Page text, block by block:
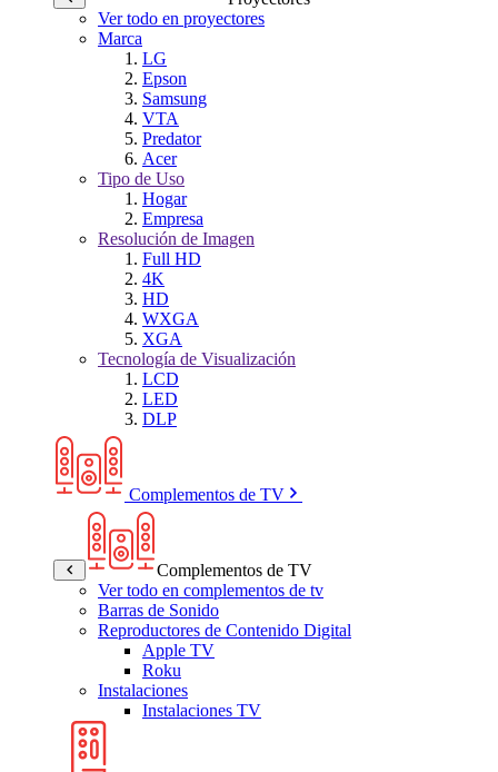
Ver todo en proyectores
Marca
LG
Epson
Samsung
VTA
Predator
Acer
Tipo de Uso
Hogar
Empresa
Resolución de Imagen
Full HD
4K
HD
WXGA
XGA
Tecnología de Visualización
LCD
LED
DLP
Complementos de TV
Complementos de TV
Ver todo en complementos de tv
Barras de Sonido
Reproductores de Contenido Digital
Apple TV
Roku
Instalaciones
Instalaciones TV